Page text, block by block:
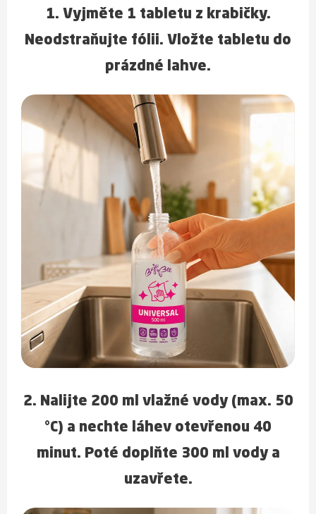
1. Vyjměte 1 tabletu z krabičky.
Neodstraňujte fólii. Vložte tabletu do
prázdné lahve.
2. Nalijte 200 ml vlažné vody (max. 50
°C) a nechte láhev otevřenou 40
minut. Poté doplňte 300 ml vody a
uzavřete.